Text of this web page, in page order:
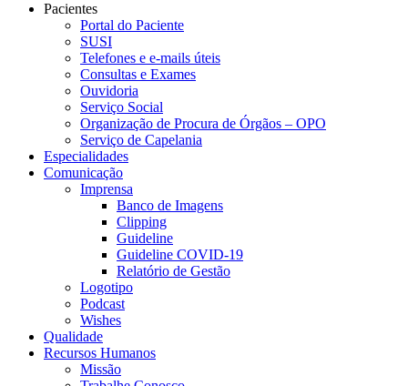
Pacientes
Portal do Paciente
SUSI
Telefones e e-mails úteis
Consultas e Exames
Ouvidoria
Serviço Social
Organização de Procura de Órgãos – OPO
Serviço de Capelania
Especialidades
Comunicação
Imprensa
Banco de Imagens
Clipping
Guideline
Guideline COVID-19
Relatório de Gestão
Logotipo
Podcast
Wishes
Qualidade
Recursos Humanos
Missão